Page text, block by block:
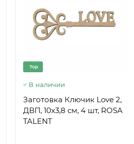
Top
В наличии
Заготовка Ключик Love 2,
ДВП, 10х3,8 см, 4 шт, ROSA
TALENT